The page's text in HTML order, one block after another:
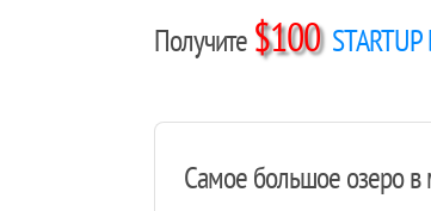
Получите $100
Самое большое озеро в